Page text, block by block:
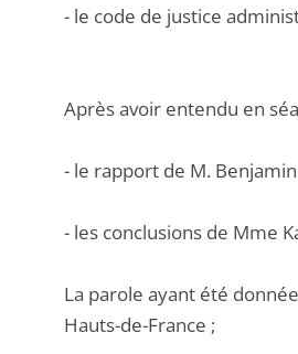
- le code de justice
Après avoir entendu en
- le rapport de M.
- les conclusions de Mme
La parole ayant été
Hauts-de-France ;